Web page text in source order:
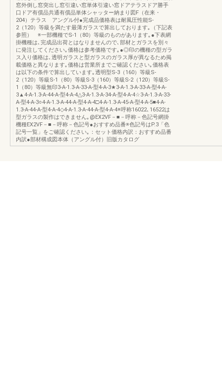
窓外倒し窓突出し窓引違い窓単体引違い窓ドアテラスドア勝手
口ドア有償品共通有償品単体シャッター納まり図F（在来・
204）テラス アングル付●完成品価格表は耐風圧性能S-
2（120）等級を満たす最薄ガラスで算出しております｡（下記表
参照） ※一部機種でS-1（80）等級のものがあります｡●下表網
掛機種は､完成品出荷とはなりませんので､部材とガラスを別々
に発注してください｡価格は参考価格です｡●◎印の機種の型ガラ
ス入り価格は､透明ガラスと型ガラスのガラス厚が異なるため掲
載価格と異なります｡価格は営業所までご確認ください｡価格表
は以下の条件で算出しています｡透明型S-3（160）等級S-
2（120）等級S-1（80）等級S-3（160）等級S-2（120）等級S-
1（80）等級無印3-A-1.3-A-33-A-型4-A-3★3-A-1.3-A-33-A-型4-A-
3▲4-A-1.3-A-44-A-型4-A-4△3-A-1.3-A-34-A-型4-A-4☆3-A-1.3-A-33-
A-型4-A-3○4-A-1.3-A-44-A-型4-A-4□4-A-1.3-A-45-A-型4-A-5■4-A-
1.3-A-44-A-型4-A-4◇4-A-1.3-A-44-A-型4-A-4※呼称16022､16522は
型ガラスの製作はできません｡@EX2VF－■－呼称－色記号網掛
機種EX2VF－■－呼称－色記号●おすすめ品番※色記号はP.3「色
記号一覧」をご確認ください｡：セット価格内訳：おすすめ品番
内訳●部材構成図本体（アングル付）旧版カタログ